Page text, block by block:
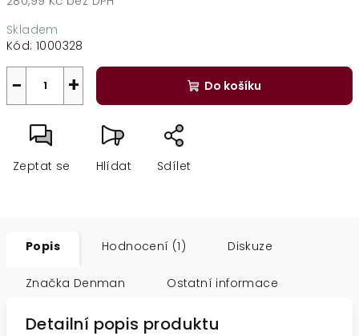
cena:
Skladem
Kód: 1000328
+
− Do košíku
Zeptat se Hlídat Sdílet
Popis Hodnocení (1) Diskuze
Značka Denman Ostatní informace
Detailní popis produktu